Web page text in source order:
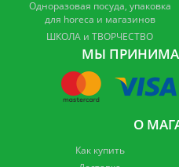
Одноразовая посуда, упаковка
для horeca и магазинов
ШКОЛА и ТВОРЧЕСТВО
МЫ
О
Как купить